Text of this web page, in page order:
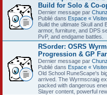
Build for Solo & Co-
Dernier message par
Publié dans Espace «
Build the ultimate Skull and
armor, furniture, and DPS
PvP, and endgame battles.
RSorder: OSRS
Progression & GP
Dernier message par
Publié dans Espace «
Old School RuneScape's
arrived. The Wyrmscraig
packed with dangerous
Slayer content, powerful